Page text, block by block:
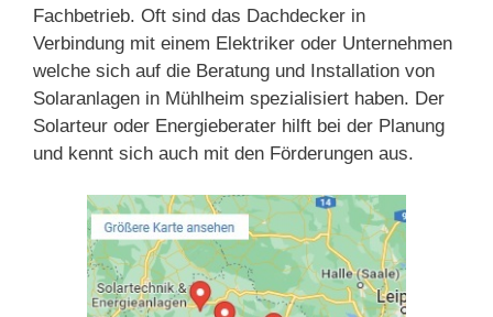
Fachbetrieb. Oft sind das Dachdecker in
Verbindung mit einem Elektriker oder Unternehmen
welche sich auf die Beratung und Installation von
Solaranlagen in Mühlheim spezialisiert haben. Der
Solarteur oder Energieberater hilft bei der Planung
und kennt sich auch mit den Förderungen aus.